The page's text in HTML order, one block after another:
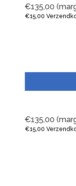
€135,00
€15,00
€135,00
€15,00